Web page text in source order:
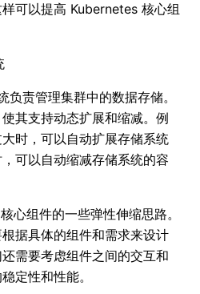
可以提高 Kubernetes 核心组
责管理集群中的数据存储。
其支持动态扩展和缩减。例
时，可以自动扩展存储系统
可以自动缩减存储系统的容
心组件的一些弹性伸缩思路。
据具体的组件和需求来设计
需要考虑组件之间的交互和
定性和性能。